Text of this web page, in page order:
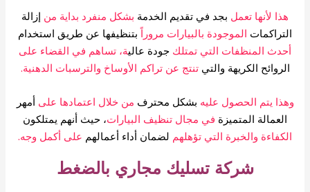
لأنها تعملبجد في تقديم الخدمةبشكل منفرد بداية منإزالة
الموجودة بالبيارات مروراً بتنظيفها عن طريق استخدام
المنظفات التي تمتلكجودة عالية، تساهم في القضاء على
الكريهة والتيتنتج عن تراكم الأوساخ والترسبات الدهنية.
يتم الحصول عليهبشكل محترفمن خلال اعتمادها علىأمهر
العمالة المتميزةفي مجال تنظيف البيارات، حيث أنهم يمتلكون
والخبرة التي تؤهلهملضمان أداء أعمالهمعلى أكمل وجه.
شركة تسليك مجاري بالضغط